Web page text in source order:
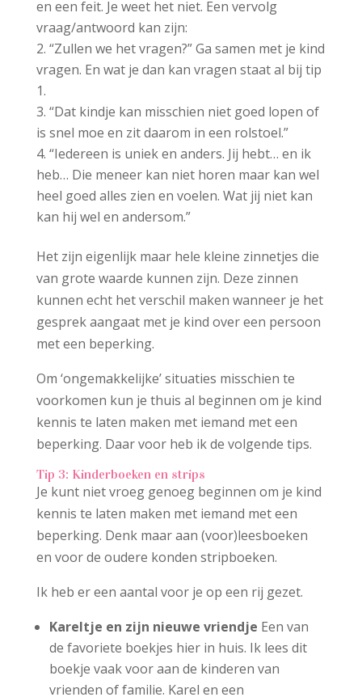
en een feit. Je weet het niet. Een vervolg
vraag/antwoord kan zijn:
“Zullen we het vragen?” Ga samen met je kind
vragen. En wat je dan kan vragen staat al bij tip
1.
“Dat kindje kan misschien niet goed lopen of
is snel moe en zit daarom in een rolstoel.”
“Iedereen is uniek en anders. Jij hebt… en ik
heb… Die meneer kan niet horen maar kan wel
heel goed alles zien en voelen. Wat jij niet kan
kan hij wel en andersom.”
Het zijn eigenlijk maar hele kleine zinnetjes die
van grote waarde kunnen zijn. Deze zinnen
kunnen echt het verschil maken wanneer je het
gesprek aangaat met je kind over een persoon
met een beperking.
Om ‘ongemakkelijke’ situaties misschien te
voorkomen kun je thuis al beginnen om je kind
kennis te laten maken met iemand met een
beperking. Daar voor heb ik de volgende tips.
Tip 3: Kinderboeken en strips
Je kunt niet vroeg genoeg beginnen om je kind
kennis te laten maken met iemand met een
beperking. Denk maar aan (voor)leesboeken
en voor de oudere konden stripboeken.
Ik heb er een aantal voor je op een rij gezet.
Kareltje en zijn nieuwe vriendje Een van
de favoriete boekjes hier in huis. Ik lees dit
boekje vaak voor aan de kinderen van
vrienden of familie. Karel en een